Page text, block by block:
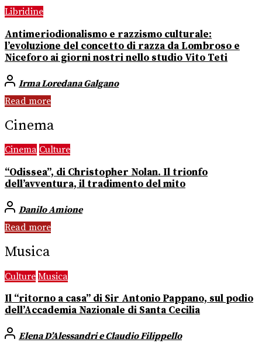
Libridine
Antimeriodionalismo e razzismo culturale:
l’evoluzione del concetto di razza da Lombroso e
Niceforo ai giorni nostri nello studio Vito Teti
Irma Loredana Galgano
Read more
Cinema
Cinema Culture
“Odissea”, di Christopher Nolan. Il trionfo
dell’avventura, il tradimento del mito
Danilo Amione
Read more
Musica
Culture Musica
Il “ritorno a casa” di Sir Antonio Pappano, sul podio
dell’Accademia Nazionale di Santa Cecilia
Elena D’Alessandri e Claudio Filippello